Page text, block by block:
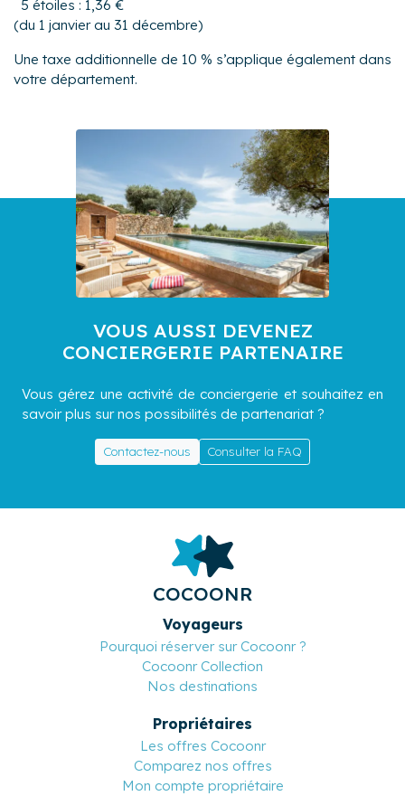
5 étoiles : 1,36 €
(du 1 janvier au 31 décembre)
Une taxe additionnelle de 10 % s’applique également dans
votre département.
VOUS AUSSI DEVENEZ
CONCIERGERIE PARTENAIRE
Vous gérez une activité de conciergerie et souhaitez en
savoir plus sur nos possibilités de partenariat ?
Contactez-nous Consulter la FAQ
COCOONR
Voyageurs
Pourquoi réserver sur Cocoonr ?
Cocoonr Collection
Nos destinations
Propriétaires
Les offres Cocoonr
Comparez nos offres
Mon compte propriétaire